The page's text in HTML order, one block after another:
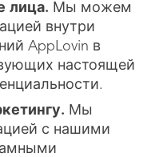
лица. Мы можем
внутри
AppLovin в
настоящей
Мы
с нашими